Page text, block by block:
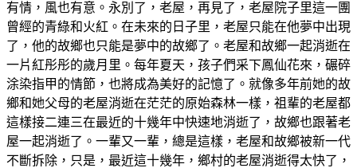
有情，風也有意。永別了，老屋，再見了，老屋院子里這一團
曾經的青綠和火紅。在未來的日子里，老屋只能在他夢中出現
了，他的故鄉也只能是夢中的故鄉了。老屋和故鄉一起消逝在
一片紅彤彤的歲月里。每年夏天，孩子們采下鳳仙花來，碾碎
涂染指甲的情節，也將成為美好的記憶了。就像多年前她的故
鄉和她父母的老屋消逝在茫茫的原始森林一樣，祖輩的老屋都
這樣接二連三在最近的十幾年中快速地消逝了，故鄉也跟著老
屋一起消逝了。一輩又一輩，總是這樣，老屋和故鄉被新一代
不斷拆除，只是，最近這十幾年，鄉村的老屋消逝得太快了，